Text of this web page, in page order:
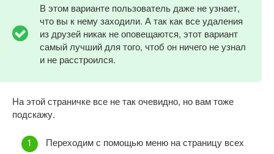
В этом варианте пользователь даже не узнает,
что вы к нему заходили. А так как все удаления
из друзей никак не оповещаются, этот вариант
самый лучший для того, чтоб он ничего не узнал
и не расстроился.
На этой страничке все не так очевидно, но вам тоже
подскажу.
Переходим с помощью меню на страницу всех